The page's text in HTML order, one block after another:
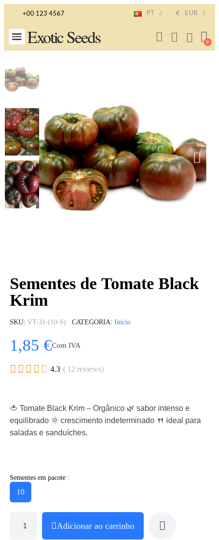
+00 123 4567 PT € EUR
Exotic Seeds
Sementes de Tomate Black
Krim
SKU VT-31-(10-S) CATEGORIA Início
1,85 €Com IVA
     4.3 ( 12 reviews)
🍅 Tomate Black Krim – Orgânico 🌿 sabor intenso e
equilibrado 🌞 crescimento indeterminado 🍴 ideal para
saladas e sanduíches.
Sementes em pacote :
10
Adicionar ao carrinho